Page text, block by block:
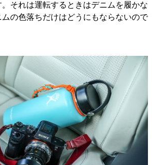
それは運転するときはデニムを履かな
の色落ちだけはどうにもならないので